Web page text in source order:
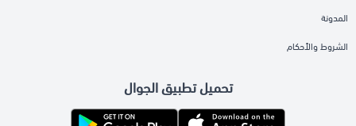
المدونة
الشروط والأحكام
تحميل تطبيق الجوال